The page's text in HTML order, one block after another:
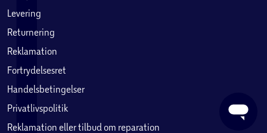
Levering
Returnering
Reklamation
Fortrydelsesret
Handelsbetingelser
Privatlivspolitik
Reklamation eller tilbud om reparation